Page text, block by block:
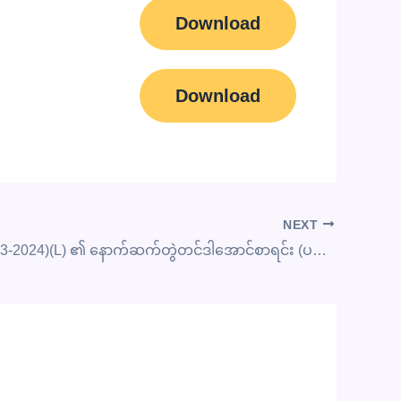
Download
Download
NEXT
15DMS(2023-2024)(L) ၏ နောက်ဆက်တွဲတင်ဒါအောင်စာရင်း (ပထမအကြိမ်)